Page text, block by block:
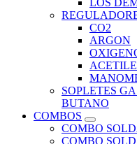
CO2
ARGON
SOPLETES
BUTANO
COMBOS
COMBO
COMBO